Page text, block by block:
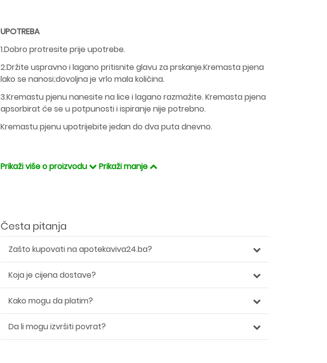
UPOTREBA
1.Dobro protresite prije upotrebe.
2.Držite uspravno i lagano pritisnite glavu za prskanje.Kremasta pjena
lako se nanosi;dovoljna je vrlo mala količina.
3.Kremastu pjenu nanesite na lice i lagano razmažite. Kremasta pjena
apsorbirat će se u potpunosti i ispiranje nije potrebno.
Kremastu pjenu upotrijebite jedan do dva puta dnevno.
Prikaži više o proizvodu Prikaži manje
Česta pitanja
Zašto kupovati na apotekaviva24.ba?
Koja je cijena dostave?
Kako mogu da platim?
Da li mogu izvršiti povrat?